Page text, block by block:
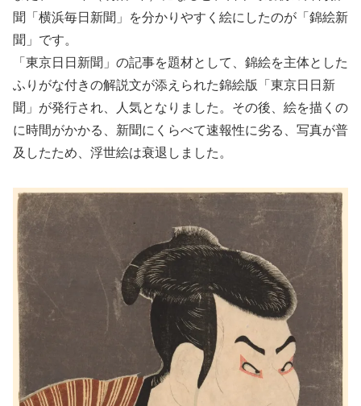
聞「横浜毎日新聞」を分かりやすく絵にしたのが「錦絵新
聞」です。
「東京日日新聞」の記事を題材として、錦絵を主体とした
ふりがな付きの解説文が添えられた錦絵版「東京日日新
聞」が発行され、人気となりました。その後、絵を描くの
に時間がかかる、新聞にくらべて速報性に劣る、写真が普
及したため、浮世絵は衰退しました。